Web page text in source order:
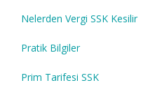
Nelerden Vergi SSK Kesilir
Pratik Bilgiler
Prim Tarifesi SSK